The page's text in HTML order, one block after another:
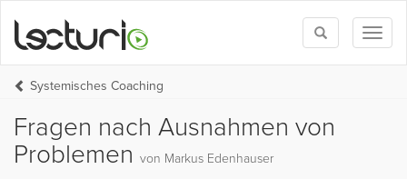
Toggle
search
Systemisches Coaching
Fragen nach Ausnahmen von
Problemen von Markus Edenhauser